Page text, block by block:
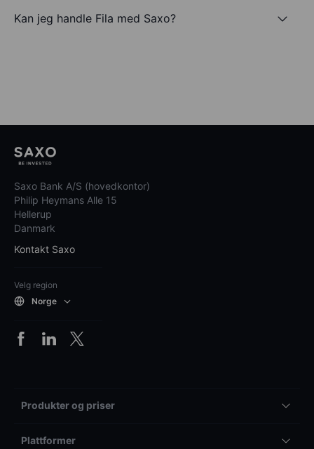
Kan jeg handle Fila med Saxo?
Saxo Bank A/S (hovedkontor)
Philip Heymans Alle 15
Hellerup
Danmark
Kontakt Saxo
Velg region
Norge
Produkter og priser
Plattformer